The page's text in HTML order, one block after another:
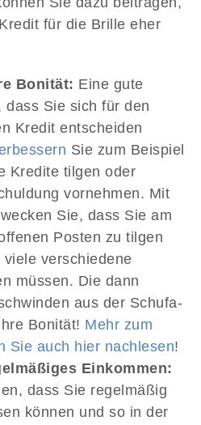
für die Brille eher
Bonität: Eine gute
Sie sich für den
Kredit entscheiden
Sie zum Beispiel
Kredite tilgen oder
vornehmen. Mit
Sie, dass Sie am
Posten zu tilgen
verschiedene
müssen. Die dann
aus der Schufa-
Bonität! Mehr zum
Sie auch hier nachlesen!
Einkommen:
dass Sie regelmäßig
können und so in der